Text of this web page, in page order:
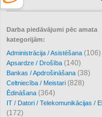
Darba piedāvājumi pēc amata
kategorijām:
Administrācija / Asistēšana (106)
Apsardze / Drošība (140)
Bankas / Apdrošināšana (38)
Celtniecība / Meistari (828)
Ēdināšana (364)
IT / Datori / Telekomunikācijas /
(172)